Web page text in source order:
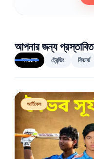
আপনার জন্য প্রস্তাবিত
সবগুলো ট্রেন্ডিং ফিচার্ড
আর্টিকেল